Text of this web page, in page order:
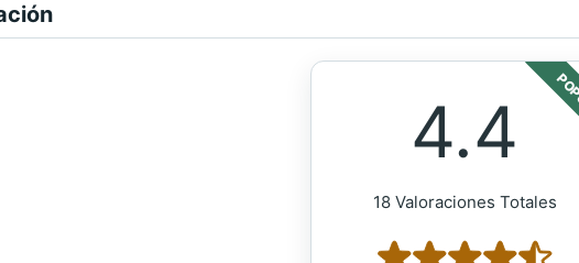
4.4
18 Valoraciones Totales